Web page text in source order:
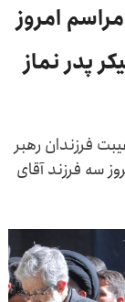
امروز
پدر نماز
فرزندان رهبر
سه فرزند آقای